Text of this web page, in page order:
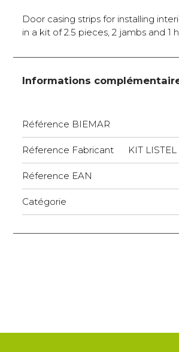
Door casing strips for installing
in a kit of 2.5 pieces, 2 jambs and 1
Informations
Référence BIEMAR
Réference Fabricant KIT
Réference EAN
Catégorie